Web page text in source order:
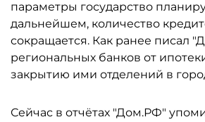
параметры государство
дальнейшем, количество
сокращается. Как ранее писал
региональных банков от
закрытию ими отделений в
Сейчас в отчётах "Дом.РФ"